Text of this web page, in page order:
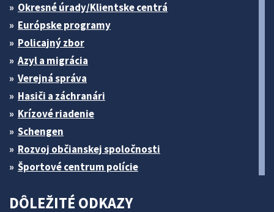
Okresné úrady/Klientske centrá
Európske programy
Policajný zbor
Azyl a migrácia
Verejná správa
Hasiči a záchranári
Krízové riadenie
Schengen
Rozvoj občianskej spoločnosti
Športové centrum polície
DÔLEŽITÉ ODKAZY